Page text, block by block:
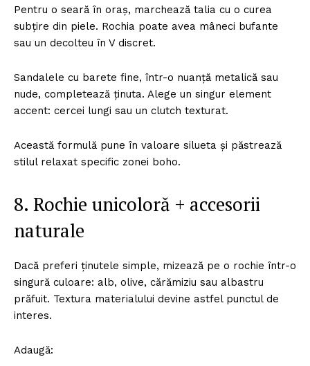
Pentru o seară în oraș, marchează talia cu o curea
subțire din piele. Rochia poate avea mâneci bufante
sau un decolteu în V discret.
Sandalele cu barete fine, într-o nuanță metalică sau
nude, completează ținuta. Alege un singur element
accent: cercei lungi sau un clutch texturat.
Această formulă pune în valoare silueta și păstrează
stilul relaxat specific zonei boho.
8. Rochie unicoloră + accesorii
naturale
Dacă preferi ținutele simple, mizează pe o rochie într-o
singură culoare: alb, olive, cărămiziu sau albastru
prăfuit. Textura materialului devine astfel punctul de
interes.
Adaugă: